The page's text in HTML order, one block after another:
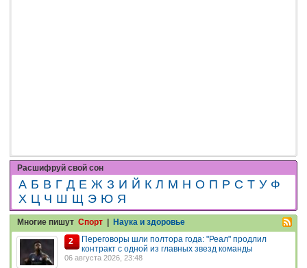
Расшифруй свой сон
А Б В Г Д Е Ж З И Й К Л М Н О П Р С Т У Ф
Х Ц Ч Ш Щ Э Ю Я
Многие пишут Спорт
Наука и здоровье
2
Переговоры шли полтора года: "Реал" продлил
контракт с одной из главных звезд команды
06 августа 2026, 23:48